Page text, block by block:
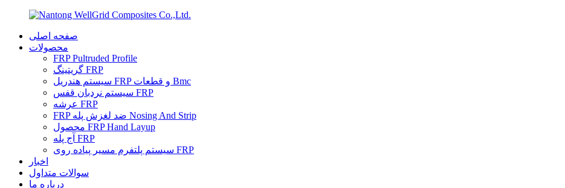
صفحه اصلی
محصولات
FRP Pultruded Profile
گریتینگ FRP
سیستم هندریل FRP و قطعات Bmc
سیستم نردبان قفس FRP
عرشه FRP
FRP ضد لغزش پله Nosing And Strip
محصول FRP Hand Layup
آج پله FRP
سیستم پلتفرم مسیر پیاده روی FRP
اخبار
سوالات متداول
درباره ما